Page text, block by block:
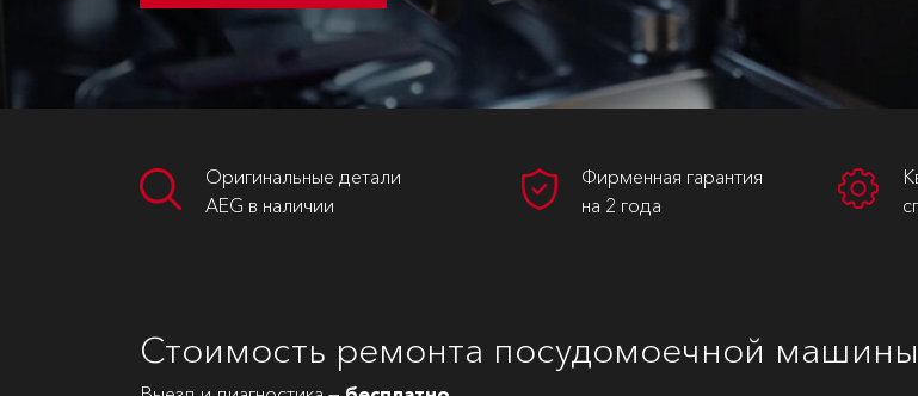
Оригинальные детали
AEG в наличии
Фирменная гарантия
на 2 года
Стоимость ремонта посудомоечной машины